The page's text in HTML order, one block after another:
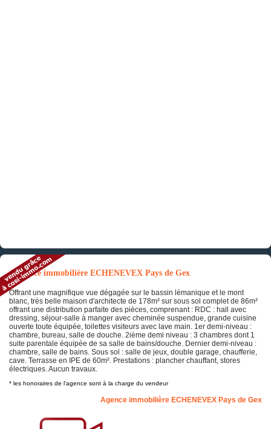
Annonce immobilière ECHENEVEX Pays de Gex
Offrant une magnifique vue dégagée sur le bassin lémanique et le mont
blanc, très belle maison d'architecte de 178m² sur sous sol complet de 86m²
offrant une distribution parfaite des pièces, comprenant : RDC : hall avec
dressing, séjour-salle à manger avec cheminée suspendue, grande cuisine
ouverte toute équipée, toilettes visiteurs avec lave main. 1er demi-niveau :
chambre, bureau, salle de douche. 2ième demi niveau : 3 chambres dont 1
suite parentale équipée de sa salle de bains/douche. Dernier demi-niveau :
chambre, salle de bains. Sous sol : salle de jeux, double garage, chaufferie,
cave. Terrasse en IPE de 60m². Prestations : plancher chauffant, stores
électriques. Aucun travaux.
* les honoraires de l'agence sont à la charge du vendeur
Agence immobilière ECHENEVEX Pays de Gex